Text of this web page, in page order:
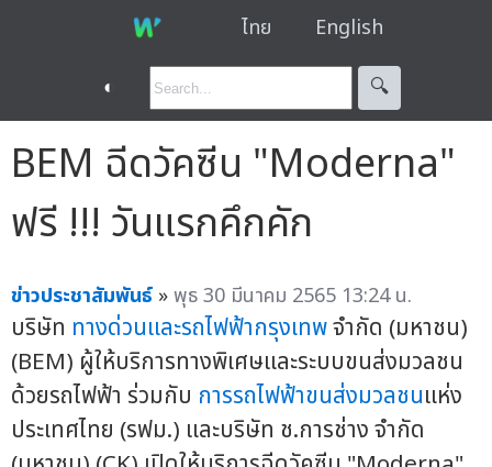
ไทย English
◐ 🔍︎
BEM ฉีดวัคซีน "Moderna"
ฟรี !!! วันแรกคึกคัก
ข่าวประชาสัมพันธ์ »พุธ 30 มีนาคม 2565 13:24 น.
บริษัท ทางด่วนและรถไฟฟ้ากรุงเทพจำกัด (มหาชน)
(BEM) ผู้ให้บริการทางพิเศษและระบบขนส่งมวลชน
ด้วยรถไฟฟ้า ร่วมกับ การรถไฟฟ้าขนส่งมวลชนแห่ง
ประเทศไทย (รฟม.) และบริษัท ช.การช่าง จำกัด